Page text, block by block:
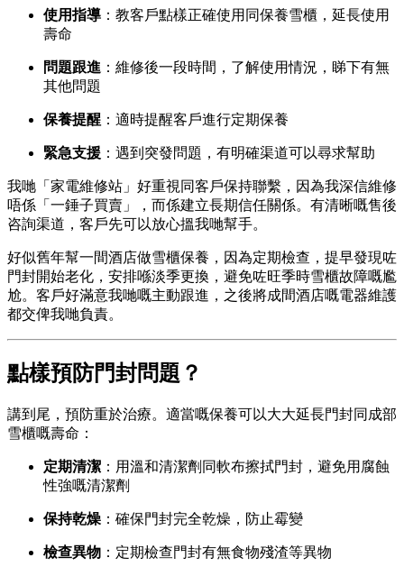
使用指導 ：教客戶點樣正確使用同保養雪櫃，延長使用
壽命
問題跟進 ：維修後一段時間，了解使用情況，睇下有無
其他問題
保養提醒 ：適時提醒客戶進行定期保養
緊急支援 ：遇到突發問題，有明確渠道可以尋求幫助
我哋「家電維修站」好重視同客戶保持聯繫，因為我深信維修
唔係「一錘子買賣」，而係建立長期信任關係。有清晰嘅售後
咨詢渠道，客戶先可以放心搵我哋幫手。
好似舊年幫一間酒店做雪櫃保養，因為定期檢查，提早發現咗
門封開始老化，安排喺淡季更換，避免咗旺季時雪櫃故障嘅尷
尬。客戶好滿意我哋嘅主動跟進，之後將成間酒店嘅電器維護
都交俾我哋負責。
點樣預防門封問題？
講到尾，預防重於治療。適當嘅保養可以大大延長門封同成部
雪櫃嘅壽命：
定期清潔 ：用溫和清潔劑同軟布擦拭門封，避免用腐蝕
性強嘅清潔劑
保持乾燥 ：確保門封完全乾燥，防止霉變
檢查異物 ：定期檢查門封有無食物殘渣等異物